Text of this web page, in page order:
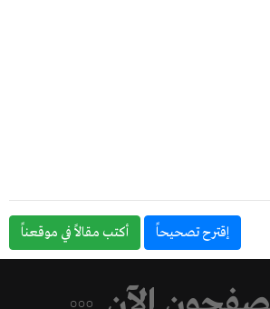
إقترح تصحيحاً أكتب مقالاً في موقعناً